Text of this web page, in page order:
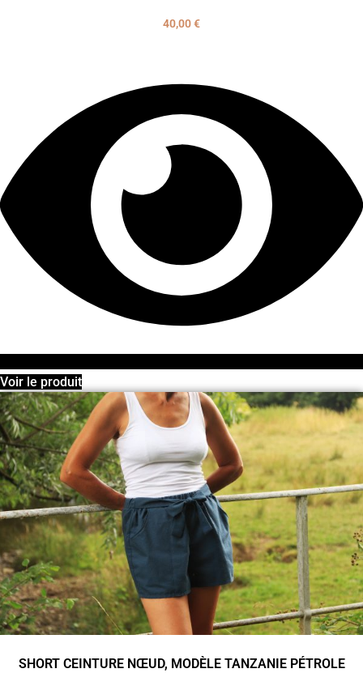
40,00€
Voir le produit
SHORT CEINTURE NŒUD, MODÈLE TANZANIE PÉTROLE